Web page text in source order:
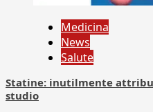
Medicina
News
Salute
Statine: inutilmente
studio